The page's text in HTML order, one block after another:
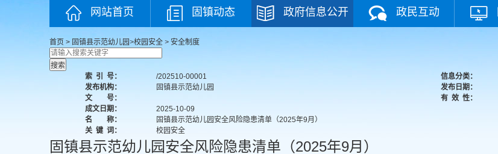
网站首页 固镇动态 政府信息公开 政民互动
首页 > 固镇县示范幼儿园>校园安全 > 安全制度
索 引 号： /202510-00001 信息分类：
发布机构：
固镇县示范幼儿园 发布日期：
文 号：
有 效 性：
成文日期：
2025-10-09
名 称：
固镇县示范幼儿园安全风险隐患清单（2025年9月）
关 键 词： 校园安全
固镇县示范幼儿园安全风险隐患清单（2025年9月）